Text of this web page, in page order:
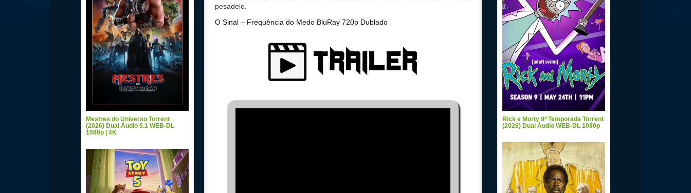
pesadelo.
O Sinal – Frequência do Medo BluRay 720p Dublado
Mestres do Universo Torrent
(2026) Dual Áudio 5.1 WEB-DL
1080p | 4K
Rick e Morty 9ª Temporada Torrent
(2026) Dual Áudio WEB-DL 1080p